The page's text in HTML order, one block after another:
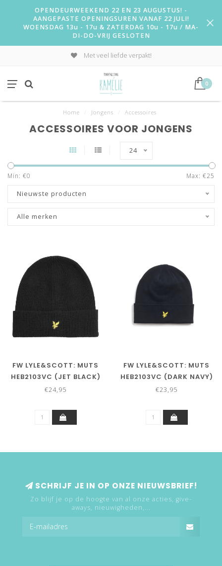
OPENDEURWEEKEND 22 EN 23 AUGUSTUS! -
AANGEPASTE OPENINGSUREN VANAF 22 JULI!
WOENSDAG 13u - 17u & ZATERDAG 10u - 17u / MA-
DI-DO-VRIJ GESLOTEN
Met veel liefde verpakt!
0
Home Jongens Accessoires
ACCESSOIRES VOOR JONGENS
24
Min: €0 Max: €25
Nieuwste producten
Alle merken
FW LYLE&SCOTT: MUTS
HEB2103VC (JET BLACK)
€24,95
FW LYLE&SCOTT: MUTS
HEB2103VC (DARK NAVY)
€23,95
SCHRIJF JE IN OP ONZE NIEUWSBRIEF!
Zo blijf je op de hoogte van al onze acties, give-
aways, nieuwigheden,...